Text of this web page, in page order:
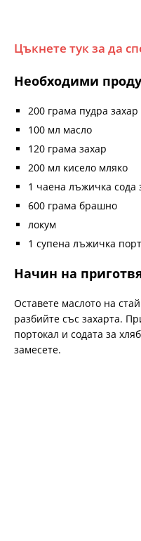
Цъкнете тук за да
Необходими
200 грама пудра
100 мл масло
120 грама захар
200 мл кисело мляко
1 чаена лъжичка сода
600 грама брашно
локум
1 супена лъжичка
Начин на
Оставете маслото на
разбийте със захарта.
портокал и содата за
замесете.